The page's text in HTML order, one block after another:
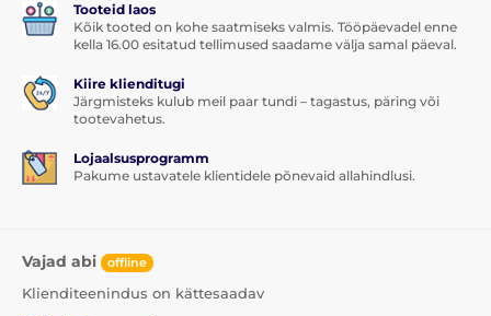
Tooteid laos
Kõik tooted on kohe saatmiseks valmis. Tööpäevadel enne
kella 16.00 esitatud tellimused saadame välja samal päeval.
Kiire klienditugi
Järgmisteks kulub meil paar tundi – tagastus, päring või
tootevahetus.
Lojaalsusprogramm
Pakume ustavatele klientidele põnevaid allahindlusi.
Vajad abi offline
Klienditeenindus on kättesaadav